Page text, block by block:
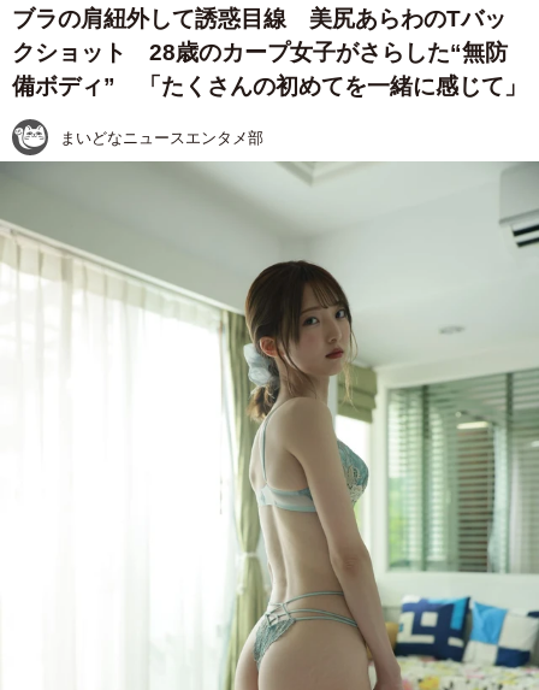
ブラの肩紐外して誘惑目線 美尻あらわのTバッ
クショット 28歳のカープ女子がさらした“無防
備ボディ” 「たくさんの初めてを一緒に感じて」
まいどなニュースエンタメ部